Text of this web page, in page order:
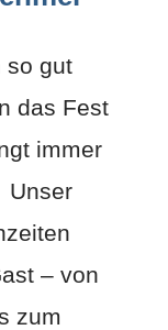
so gut
das Fest
immer
Unser
– von
zum